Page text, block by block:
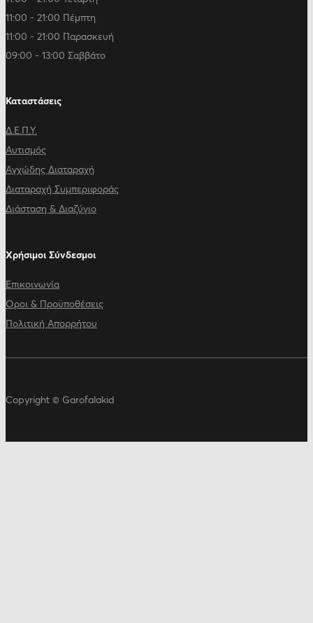
11:00 - 21:00 Πέμπτη
11:00 - 21:00 Παρασκευή
09:00 - 13:00 Σαββάτο
Καταστάσεις
Δ.Ε.Π.Υ.
Αυτισμός
Αγχώδης Διαταραχή
Διαταραχή Συμπεριφοράς
Διάσταση & Διαζύγιο
Χρήσιμοι Σύνδεσμοι
Επικοινωνία
Όροι & Προϋποθέσεις
Πολιτική Απορρήτου
Copyright © Garofalakid